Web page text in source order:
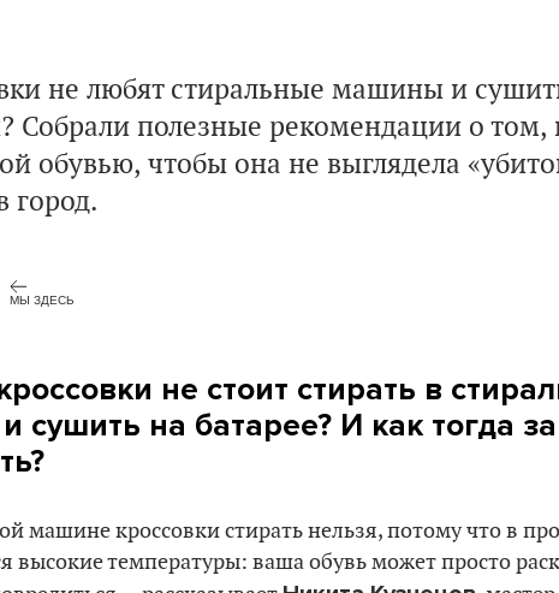
не любят стиральные машины и
Собрали полезные рекомендации о том,
обувью, чтобы она не выглядела
город.
МЫ ЗДЕСЬ
не стоит стирать в
сушить на батарее? И как тогда
машине кроссовки стирать нельзя, потому что в
высокие температуры: ваша обувь может просто